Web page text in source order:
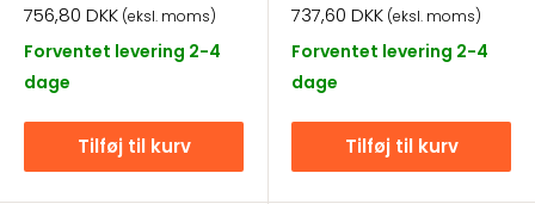
Salgspris
756,80 DKK (eksl. moms)
Forventet levering 2-4
dage
Tilføj til kurv
Salgspris
737,60 DKK (eksl. moms)
Forventet levering 2-4
dage
Tilføj til kurv